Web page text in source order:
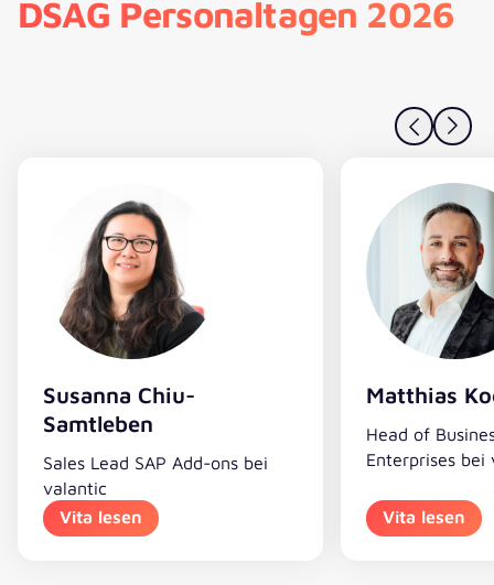
DSAG Personaltagen 2026
Susanna Chiu-
Samtleben
Sales Lead SAP Add-ons bei
valantic
Vita lesen
Matthias
Head of
Enterprises bei
Vita lesen